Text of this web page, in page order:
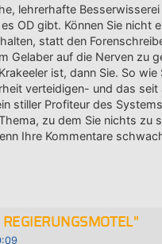
lehrerhafte
OD gibt. Können Sie nicht
statt den
Gelaber auf die Nerven zu
ist, dann Sie. So wie
verteidigen- und das seit
stiller Profiteur des
zu dem Sie nichts zu
Ihre Kommentare